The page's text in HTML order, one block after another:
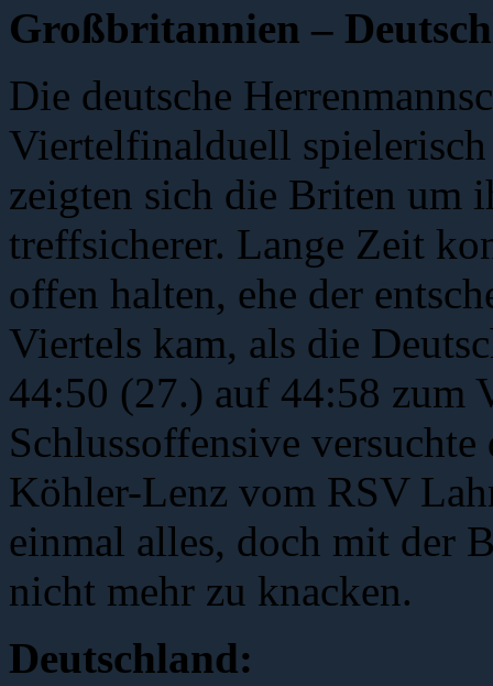
Großbritannien –
Die deutsche
Viertelfinalduell
zeigten sich die Briten um
treffsicherer. Lange Zeit
offen halten, ehe der
Viertels kam, als die
44:50 (27.) auf 44:58 zum
Schlussoffensive versuchte
Köhler-Lenz vom RSV
einmal alles, doch mit der
nicht mehr zu knacken.
Deutschland: